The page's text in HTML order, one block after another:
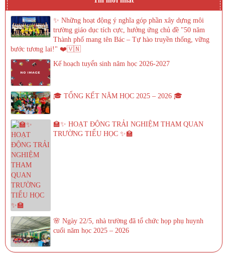
✨ Những hoạt động ý nghĩa góp phần xây dựng môi
trường giáo dục tích cực, hưởng ứng chủ đề "50 năm
Thành phố mang tên Bác – Tự hào truyền thống, vững
bước tương lai!" ❤️🇻🇳
Kế hoạch tuyển sinh năm học 2026-2027
🎓 TỔNG KẾT NĂM HỌC 2025 – 2026 🎓
🏫✨ HOẠT ĐỘNG TRẢI NGHIỆM THAM QUAN
TRƯỜNG TIỂU HỌC ✨🏫
🌸 Ngày 22/5, nhà trường đã tổ chức họp phụ huynh
cuối năm học 2025 – 2026